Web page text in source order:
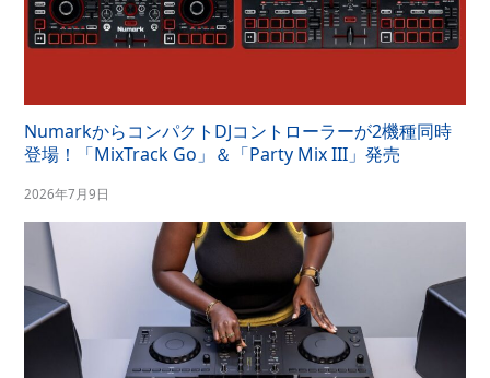
NumarkからコンパクトDJコントローラーが2機種同時
登場！「MixTrack Go」＆「Party Mix III」発売
2026年7月9日